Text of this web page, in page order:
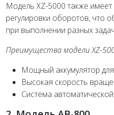
Модель XZ-5000 также
регулировки оборотов, что
при выполнении разных
Преимущества модели XZ-
Мощный аккумулятор
Высокая скорость
Система